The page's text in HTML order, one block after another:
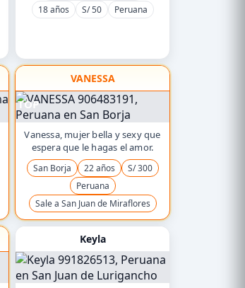
18 años
S/ 50 Peruana
VANESSA
TOP
Vanessa, mujer bella y sexy que
espera que le hagas el amor.
San Borja 22 años
S/ 300
Peruana
Sale a San Juan de Miraflores
Keyla